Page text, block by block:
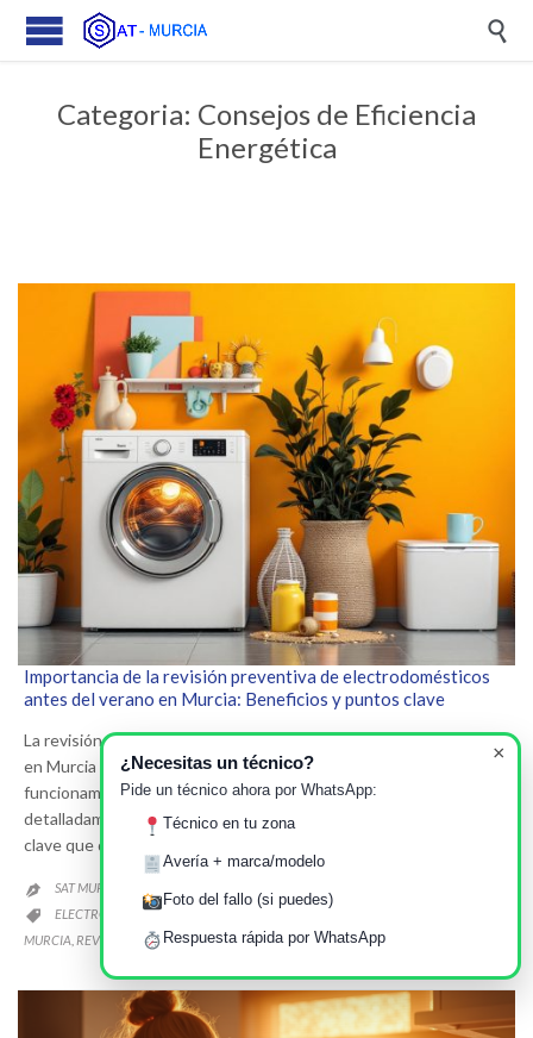

Categoria: Consejos de Eficiencia
Energética
Importancia de la revisión preventiva de electrodomésticos
antes del verano en Murcia: Beneficios y puntos clave
La revisión preventiva de electrodomésticos antes del verango
en Murcia es fundamental para garantizar su correcto
funcionamiento durante la temporada estival. Este artículo analiza
detalladamente los beneficios principales y los componentes
clave que debes verificar.
 SAT MURCIA 

CATEGORY
ELECTRODOMÉSTICOS EN BUEN ESTADO
MURCIA REVISIÓN PREVENTIVA ELECTRODOMÉSTICOS,SERVICIO TÉCNICO
×
¿Necesitas un técnico?
Pide un técnico ahora por WhatsApp:
Técnico en tu zona
Avería + marca/modelo
Foto del fallo (si puedes)
Respuesta rápida por WhatsApp